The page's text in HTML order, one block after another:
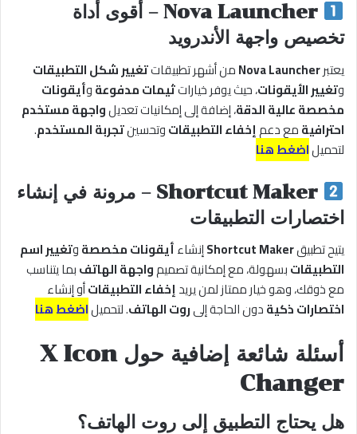
Nova Launcher – أقوى أداة
تخصيص واجهة الأندرويد
يعتبرNova Launcherمن أشهر تطبيقاتتغيير شكل التطبيقات
وتغيير الأيقونات، حيث يوفر خياراتثيمات مدفوعةوأيقونات
مخصصة عالية الدقة، إضافة إلى إمكانيات تعديلواجهة مستخدم
احترافيةمع دعمإخفاء التطبيقاتوتحسينتجربة المستخدم.
لتحميلاضغط هنا
Shortcut Maker – مرونة في إنشاء
اختصارات التطبيقات
يتيح تطبيقShortcut Makerإنشاءأيقونات مخصصةوتغيير اسم
التطبيقاتبسهولة، مع إمكانية تصميمواجهة الهاتفبما يتناسب
مع ذوقك، وهو خيار ممتاز لمن يريدإخفاء التطبيقاتأو إنشاء
اختصارات ذكيةدون الحاجة إلىروت الهاتف. لتحميلاضغط هنا
أسئلة شائعة إضافية حولX Icon
Changer
هل يحتاج التطبيق إلى روت الهاتف؟